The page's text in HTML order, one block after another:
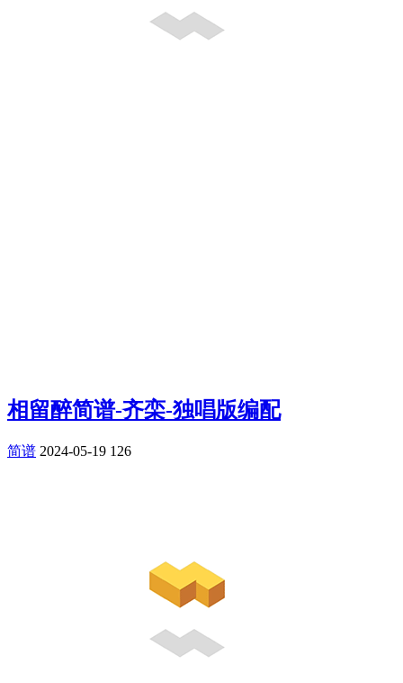
相留醉简谱-齐栾-独唱版编配
简谱 2024-05-19 126